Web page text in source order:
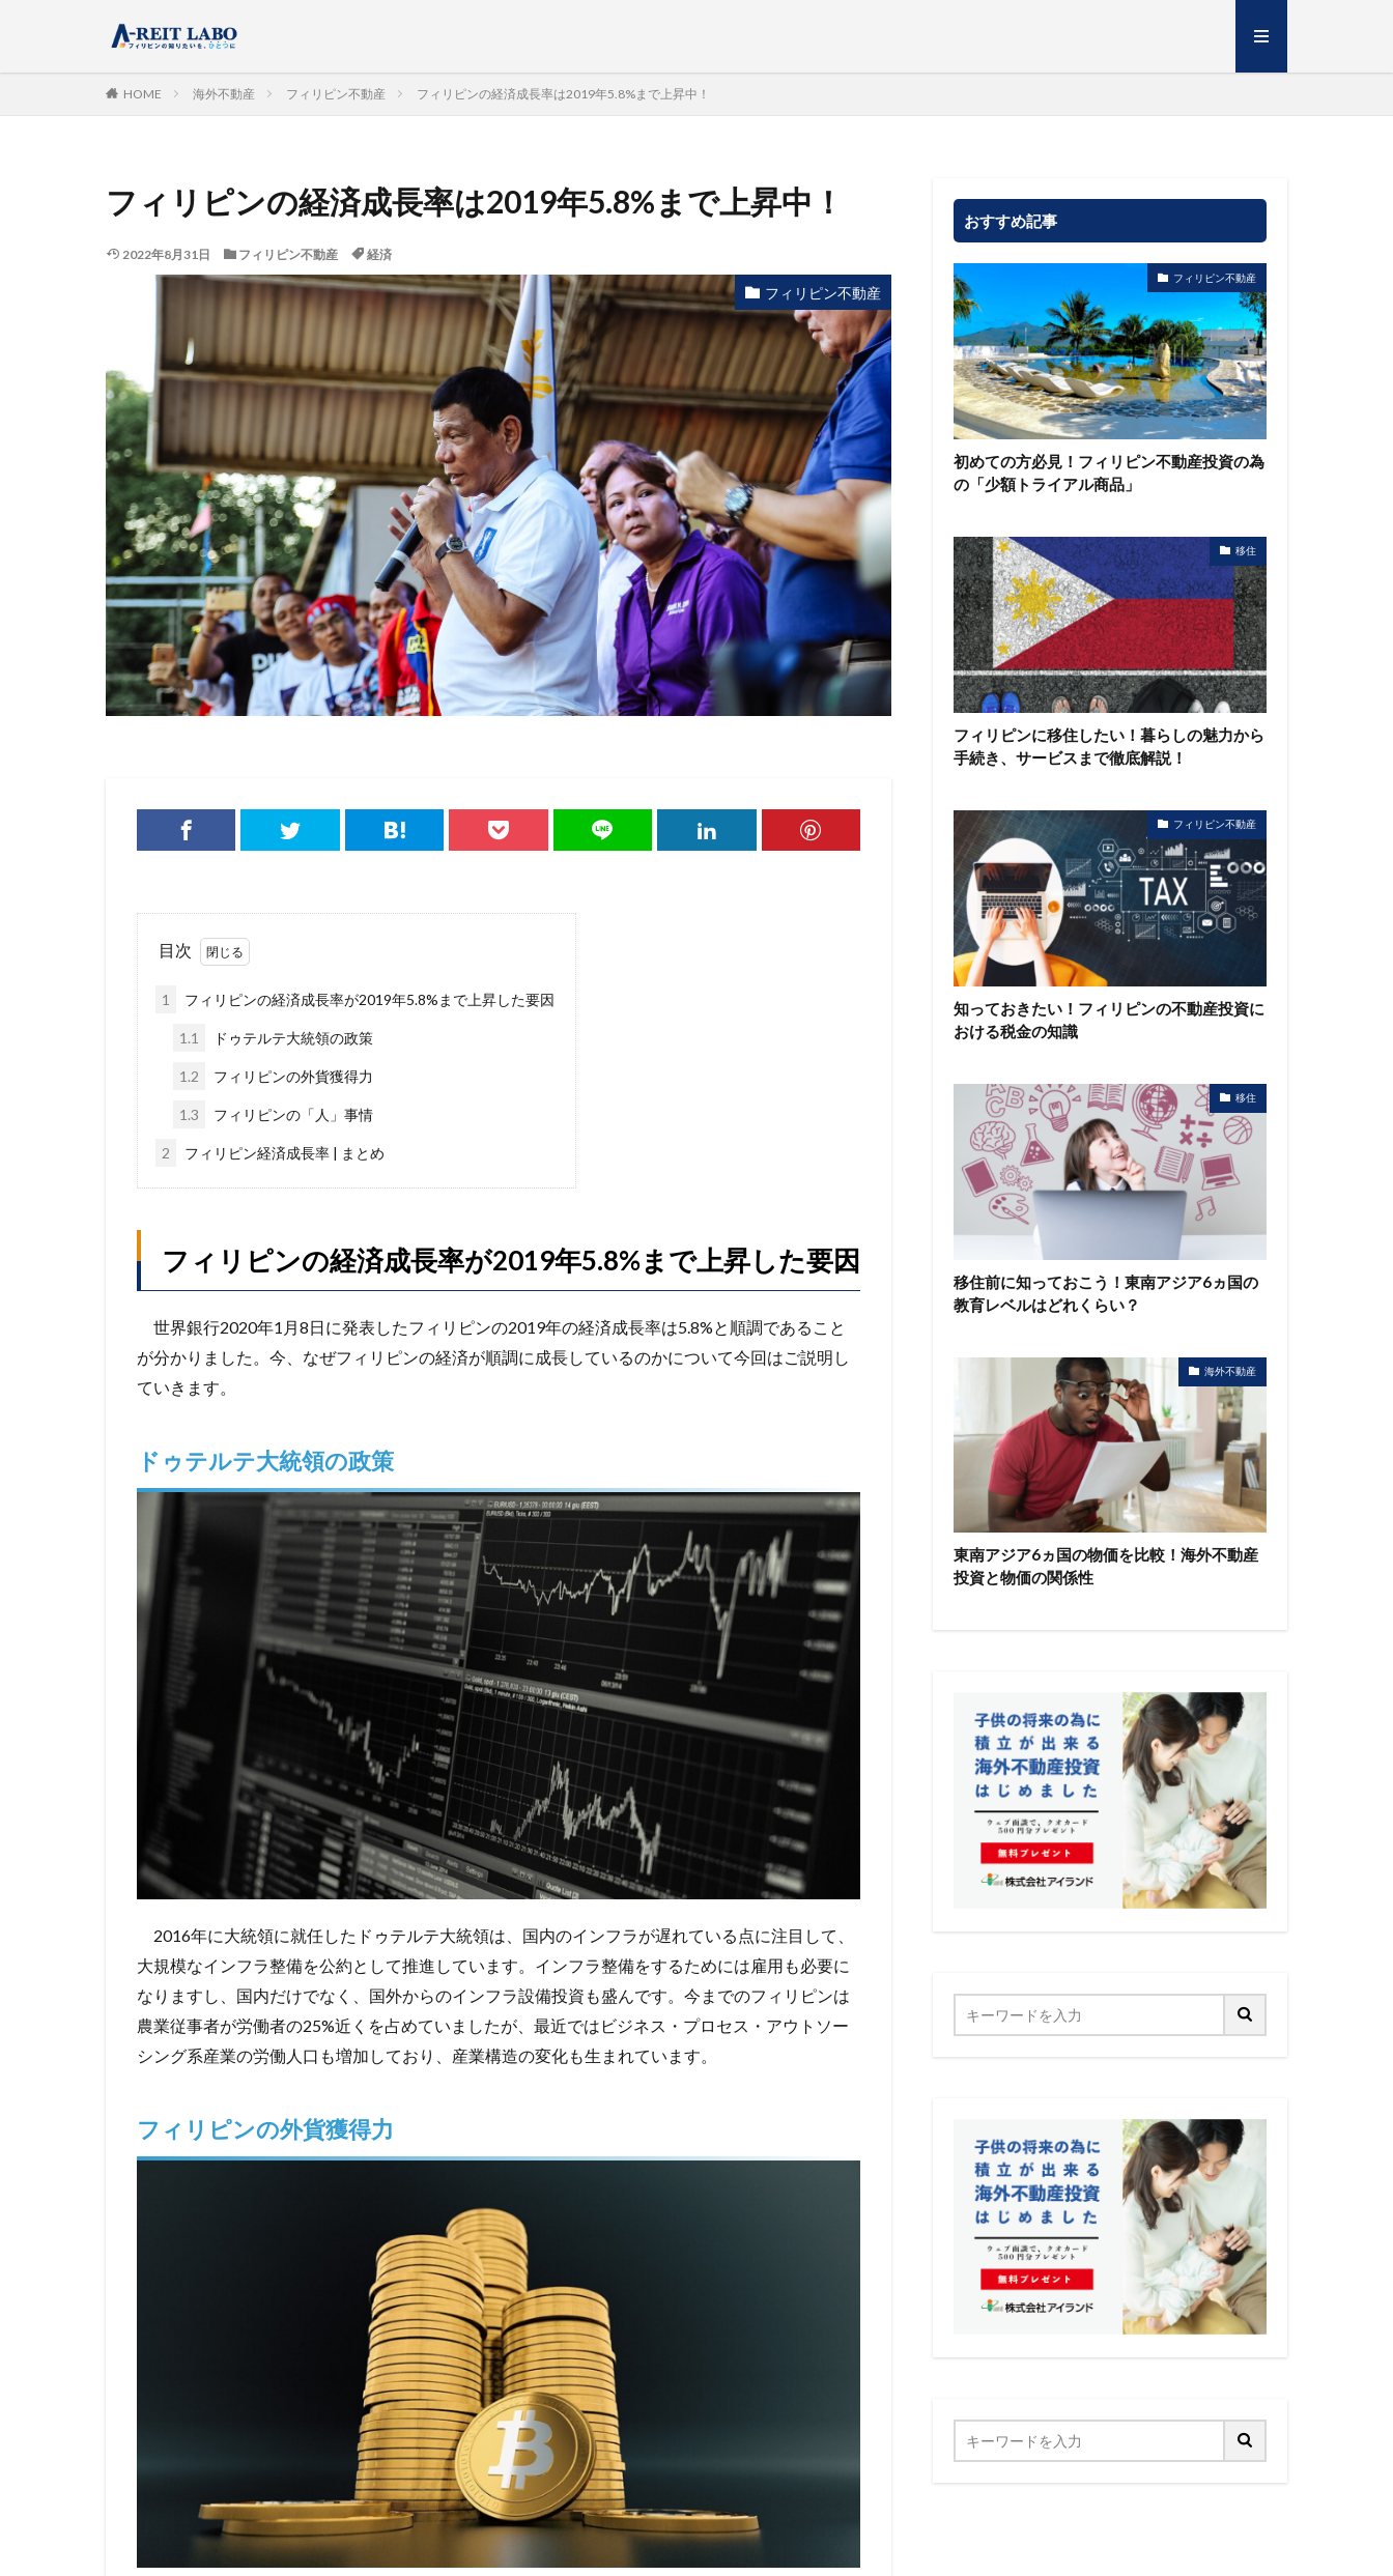
HOME 海外不動産 フィリピン不動産 フィリピンの経済成長率は2019年5.8%まで上昇中！
フィリピンの経済成長率は2019年5.8%まで上昇中！
2022年8月31日 フィリピン不動産 経済
フィリピン不動産
目次
1 フィリピンの経済成長率が2019年5.8%まで上昇した要因
1.1 ドゥテルテ大統領の政策
1.2 フィリピンの外貨獲得力
1.3 フィリピンの「人」事情
2 フィリピン経済成長率 | まとめ
フィリピンの経済成長率が2019年5.8%まで上昇した要因
世界銀行2020年1月8日に発表したフィリピンの2019年の経済成長率は5.8%と順調であること
が分かりました。今、なぜフィリピンの経済が順調に成長しているのかについて今回はご説明し
ていきます。
ドゥテルテ大統領の政策
2016年に大統領に就任したドゥテルテ大統領は、国内のインフラが遅れている点に注目して、
大規模なインフラ整備を公約として推進しています。インフラ整備をするためには雇用も必要に
なりますし、国内だけでなく、国外からのインフラ設備投資も盛んです。今までのフィリピンは
農業従事者が労働者の25%近くを占めていましたが、最近ではビジネス・プロセス・アウトソー
シング系産業の労働人口も増加しており、産業構造の変化も生まれています。
フィリピンの外貨獲得力
おすすめ記事
フィリピン不動産
初めての方必見！フィリピン不動産投資の為
の「少額トライアル商品」
移住
フィリピンに移住したい！暮らしの魅力から
手続き、サービスまで徹底解説！
フィリピン不動産
知っておきたい！フィリピンの不動産投資に
おける税金の知識
移住
移住前に知っておこう！東南アジア6ヵ国の
教育レベルはどれくらい？
海外不動産
東南アジア6ヵ国の物価を比較！海外不動産
投資と物価の関係性